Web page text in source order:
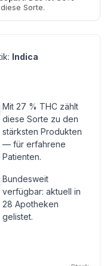
Sorte.
Indica
Mit 27 % THC zählt
diese Sorte zu den
stärksten Produkten
— für erfahrene
Patienten.
Bundesweit
verfügbar: aktuell in
28 Apotheken
gelistet.